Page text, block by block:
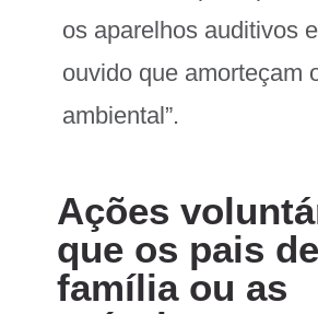
os aparelhos auditivos
ouvido que amorteçam
ambiental”.
Ações
que os pais de
família ou as